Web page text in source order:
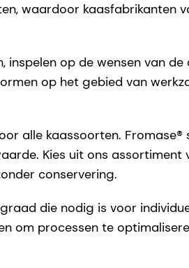
waardoor kaasfabrikanten
op de wensen van de
op het gebied van
alle kaassoorten.
Kies uit ons assortiment
conservering.
die nodig is voor
om processen te